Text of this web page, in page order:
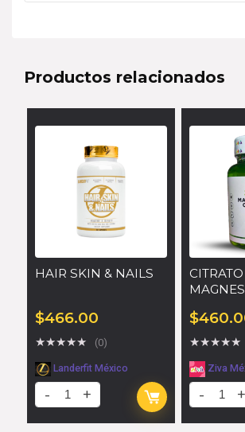
Productos relacionados
HAIR SKIN & NAILS
$466.00
★★★★★ (0)
Landerfit México
$
★★★★★
Ziva